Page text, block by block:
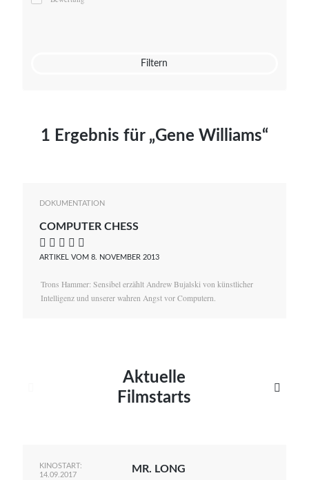
Mato von Vogelstein
Filtern
1 Ergebnis für „Gene Williams“
DOKUMENTATION
COMPUTER CHESS
    
ARTIKEL VOM 8. NOVEMBER 2013
Trons Hammer: Sensibel erzählt Andrew Bujalski von künstlicher
Intelligenz und unserer wahren Angst vor Computern.
Aktuelle
Filmstarts

KINOSTART:
14.09.2017
MR. LONG